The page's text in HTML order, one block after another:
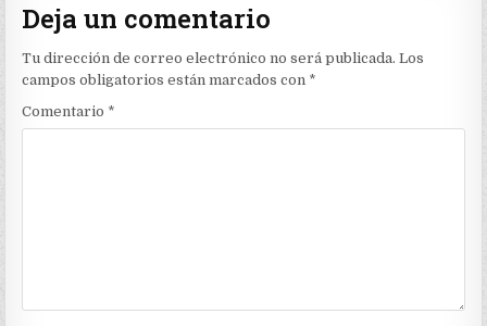
Deja un comentario
Tu dirección de correo electrónico no será publicada. Los
campos obligatorios están marcados con *
Comentario *